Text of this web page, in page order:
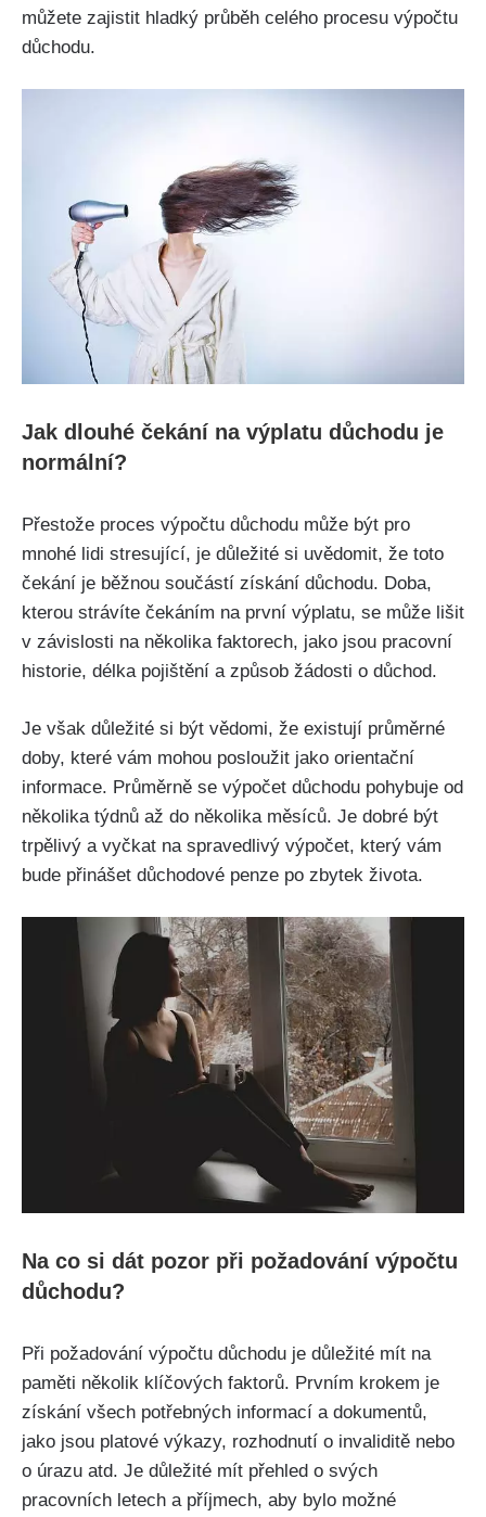
můžete zajistit hladký průběh celého procesu výpočtu
důchodu.
Jak dlouhé čekání na výplatu důchodu je
normální?
Přestože proces výpočtu důchodu může být pro
mnohé lidi stresující, je důležité si uvědomit, že toto
čekání je běžnou součástí získání důchodu. Doba,
kterou strávíte čekáním na první výplatu, se může lišit
v závislosti na několika faktorech, jako jsou pracovní
historie, délka pojištění a způsob žádosti o důchod.
Je však důležité si být vědomi, že existují průměrné
doby, které vám mohou posloužit jako orientační
informace. Průměrně se výpočet důchodu pohybuje od
několika týdnů až do několika měsíců. Je dobré být
trpělivý a vyčkat na spravedlivý výpočet, který vám
bude přinášet důchodové penze po zbytek života.
Na co si dát pozor při požadování výpočtu
důchodu?
Při požadování výpočtu důchodu je důležité mít na
paměti několik klíčových faktorů. Prvním krokem je
získání všech potřebných informací a dokumentů,
jako jsou platové výkazy, rozhodnutí o invaliditě nebo
o úrazu atd. Je důležité mít přehled o svých
pracovních letech a příjmech, aby bylo možné